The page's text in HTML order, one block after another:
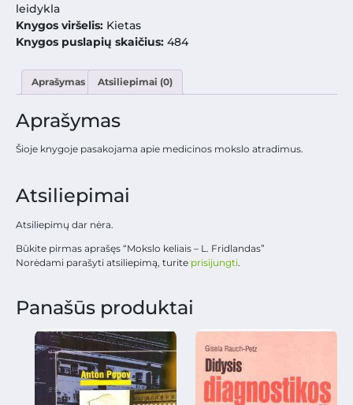
leidykla
Knygos viršelis: Kietas
Knygos puslapių skaičius: 484
Aprašymas Atsiliepimai (0)
Aprašymas
Šioje knygoje pasakojama apie medicinos mokslo atradimus.
Atsiliepimai
Atsiliepimų dar nėra.
Būkite pirmas aprašęs “Mokslo keliais – L. Fridlandas”
Norėdami parašyti atsiliepimą, turite prisijungti.
Panašūs produktai